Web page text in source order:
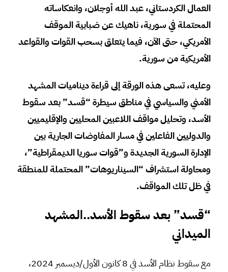
العمال الكردستاني، عبد الله أوجلان، وانعكاساته
المحتملة في سورية، ناهيك عن ضبابية الموقف
الأمريكي، حتى الآن، فيما يتعلق بسحب القوات والقواعد
الأمريكية من سورية.
وعليه، تسعى هذه الورقة إلى قراءة ديناميات المشهد
الأمني والسياسي في مناطق سيطرة “قسد” بعد سقوط
الأسد، وتحليل مواقف اللاعبين المحليين والإقليميين
والدوليين الفاعلين في مسار المفاوضات الجارية بين
الإدارة السورية الجديدة و”قوات سوريا الديمقراطية”،
ومحاولة استشراف “السيناريوهات” المحتملة للمنطقة
في ظل تلك المواقف.
“قسد” بعد سقوط الأسد..المشهد
الميداني
مع سقوط نظام الأسد في 8 كانون الأول/ديسمبر 2024،